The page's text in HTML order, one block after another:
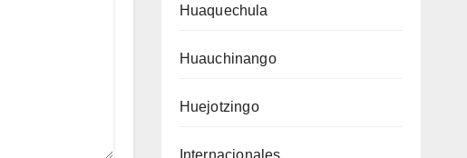
Huaquechula
Huauchinango
Huejotzingo